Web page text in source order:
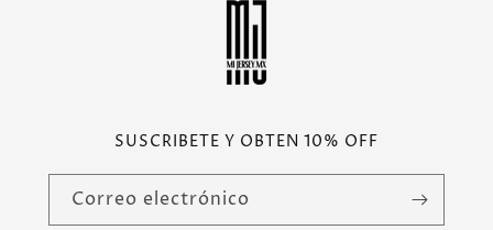
SUSCRIBETE Y OBTEN 10% OFF
Correo electrónico